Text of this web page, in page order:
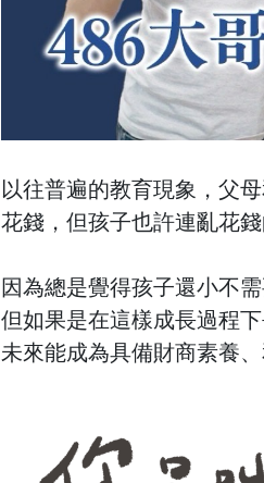
以往普遍的教育現象，父
花錢，但孩子也許連亂花
因為總是覺得孩子還小不
但如果是在這樣成長過程
未來能成為具備財商素養